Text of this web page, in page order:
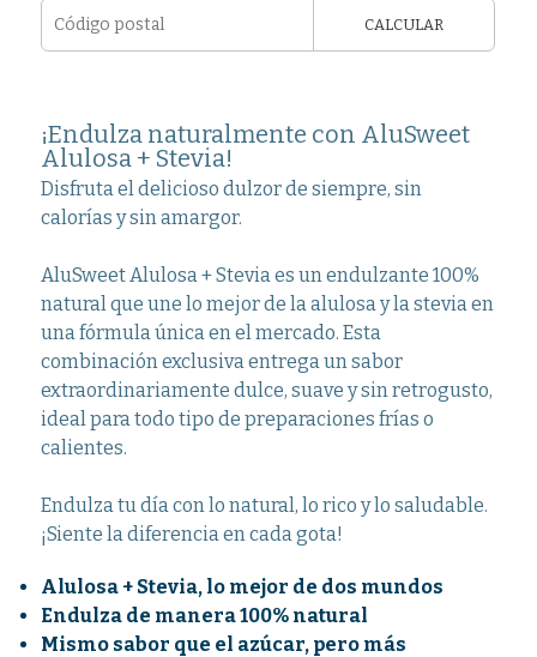
CALCULAR
¡Endulza naturalmente con AluSweet
Alulosa + Stevia!
Disfruta el delicioso dulzor de siempre, sin
calorías y sin amargor.
AluSweet Alulosa + Stevia es un endulzante 100%
natural que une lo mejor de la alulosa y la stevia en
una fórmula única en el mercado. Esta
combinación exclusiva entrega un sabor
extraordinariamente dulce, suave y sin retrogusto,
ideal para todo tipo de preparaciones frías o
calientes.
Endulza tu día con lo natural, lo rico y lo saludable.
¡Siente la diferencia en cada gota!
Alulosa + Stevia, lo mejor de dos mundos
Endulza de manera 100% natural
Mismo sabor que el azúcar, pero más